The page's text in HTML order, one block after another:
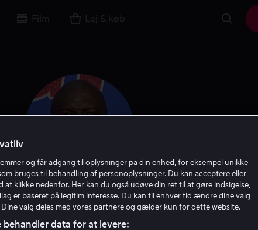
Film Lej & køb
Terry Crews
og får adgang til oplysninger på din enhed, for eksempel unikke
bruges til behandling af personoplysninger. Du kan acceptere eller
at klikke nedenfor. Her kan du også udøve din ret til at gøre indsigelse,
er baseret på legitim interesse. Du kan til enhver tid ændre dine valg
valg deles med vores partnere og gælder kun for dette website.
behandler data for at levere: